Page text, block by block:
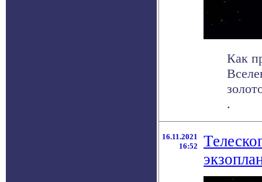
Как
.
16.11.2021
16:52